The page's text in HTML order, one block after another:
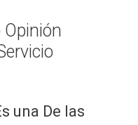
Opinión
una De las